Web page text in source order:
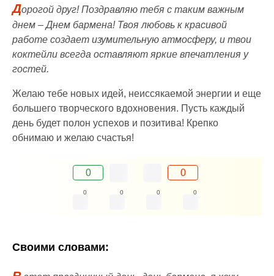
Дорогой друг! Поздравляю тебя с таким важным
днем – Днем бармена! Твоя любовь к красивой
работе создает изумительную атмосферу, и твои
коктейли всегда оставляют яркие впечатления у
гостей.
Желаю тебе новых идей, неиссякаемой энергии и еще
большего творческого вдохновения. Пусть каждый
день будет полон успехов и позитива! Крепко
обнимаю и желаю счастья!
0 0
0 0 0 0
Своими словами: